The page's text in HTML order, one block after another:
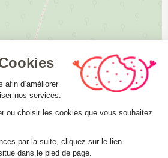
Gestion du
afin d’améliorer
nos services.
ou choisir les cookies que vous souhaitez
par la suite, cliquez sur le lien
dans le pied de page.